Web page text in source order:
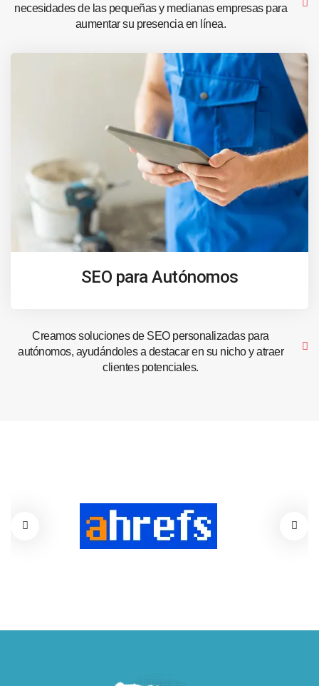
necesidades de las pequeñas y medianas empresas para
aumentar su presencia en línea.
SEO para Autónomos
Creamos soluciones de SEO personalizadas para
autónomos, ayudándoles a destacar en su nicho y atraer
clientes potenciales.